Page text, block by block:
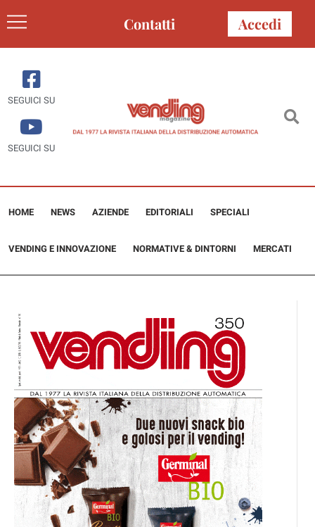
Contatti Accedi
SEGUICI SU
SEGUICI SU
HOME NEWS AZIENDE EDITORIALI SPECIALI
VENDING E INNOVAZIONE NORMATIVE & DINTORNI MERCATI